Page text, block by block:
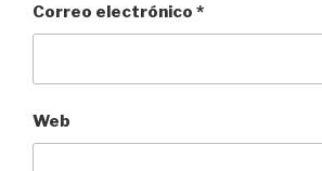
Correo electrónico *
Web